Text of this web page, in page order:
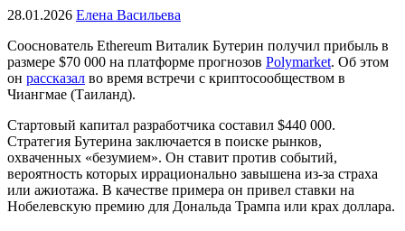
28.01.2026 Елена Васильева
Сооснователь Ethereum Виталик Бутерин получил прибыль в
размере $70 000 на платформе прогнозов Polymarket. Об этом
он рассказал во время встречи с криптосообществом в
Чиангмае (Таиланд).
Стартовый капитал разработчика составил $440 000.
Стратегия Бутерина заключается в поиске рынков,
охваченных «безумием». Он ставит против событий,
вероятность которых иррационально завышена из-за страха
или ажиотажа. В качестве примера он привел ставки на
Нобелевскую премию для Дональда Трампа или крах доллара.